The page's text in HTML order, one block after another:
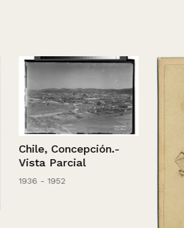
Chile, Concepción.-
Vista Parcial
1936 - 1952